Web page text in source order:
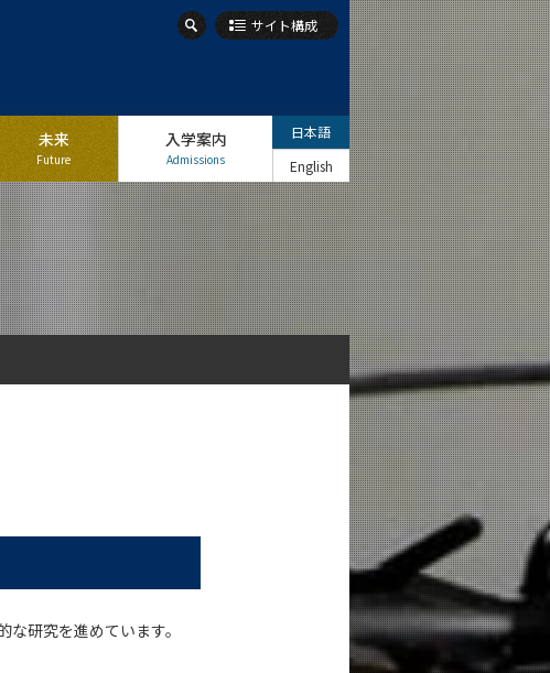
サイト構成
未来
Future
入学案内
Admissions
日本語
English
研究を進めています。